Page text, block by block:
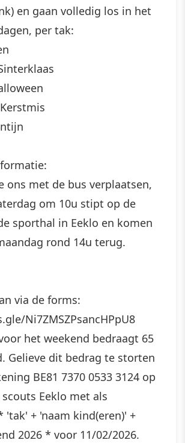
en gaan volledig los in het
per tak:
ons met de bus verplaatsen,
om 10u stipt op de
sporthal in Eeklo en komen
rond 14u terug.
via de forms:
Ni7ZMSZPsancHPpU8
het weekend bedraagt 65
Gelieve dit bedrag te storten
BE81 7370 0533 3124 op
scouts Eeklo met als
'tak' + 'naam kind(eren)' +
2026 * voor 11/02/2026.